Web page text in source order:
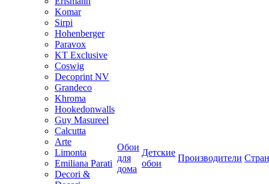
Komar
Sirpi
Hohenberger
Paravox
KT Exclusive
Coswig
Decoprint NV
Grandeco
Khroma
Hookedonwalls
Guy Masureel
Calcutta
Arte
Limonta
Emiliana Parati
Decori &
Обои
для
дома
Детские
обои
Производители